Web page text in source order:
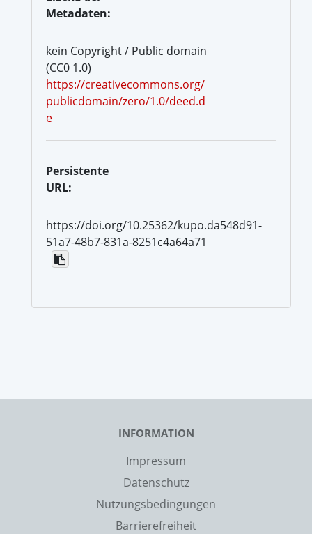
Metadaten:
kein Copyright / Public domain
(CC0 1.0)
https://creativecommons.org/
publicdomain/zero/1.0/deed.d
e
Persistente
URL:
https://doi.org/10.25362/kupo.da548d91-
51a7-48b7-831a-8251c4a64a71
INFORMATION
Impressum
Datenschutz
Nutzungsbedingungen
Barrierefreiheit